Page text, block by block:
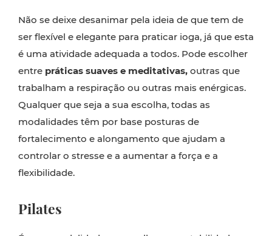
Não se deixe desanimar pela ideia de que tem de
ser flexível e elegante para praticar ioga, já que esta
é uma atividade adequada a todos. Pode escolher
entre práticas suaves e meditativas, outras que
trabalham a respiração ou outras mais enérgicas.
Qualquer que seja a sua escolha, todas as
modalidades têm por base posturas de
fortalecimento e alongamento que ajudam a
controlar o stresse e a aumentar a força e a
flexibilidade.
Pilates